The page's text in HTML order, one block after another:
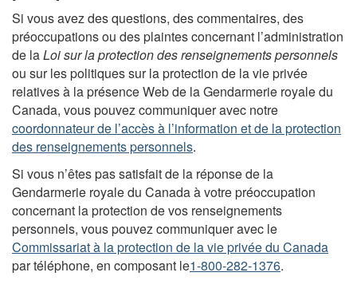
Si vous avez des questions, des commentaires, des
préoccupations ou des plaintes concernant l’administration
de laLoi sur la protection des renseignements personnels
ou sur les politiques sur la protection de la vie privée
relatives à la présence Web de la Gendarmerie royale du
Canada, vous pouvez communiquer avec notre
coordonnateur de l’accès à l’information et de la protection
des renseignements personnels.
Si vous n’êtes pas satisfait de la réponse de la
Gendarmerie royale du Canada à votre préoccupation
concernant la protection de vos renseignements
personnels, vous pouvez communiquer avec le
Commissariat à la protection de la vie privée du Canada
par téléphone, en composant le1-800-282-1376.